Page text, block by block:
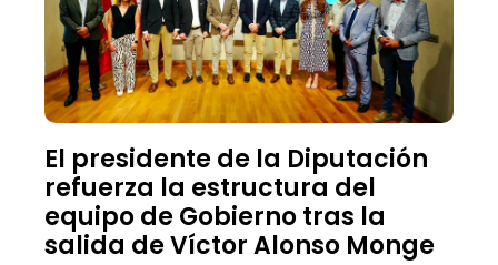
El presidente de la Diputación
refuerza la estructura del
equipo de Gobierno tras la
salida de Víctor Alonso Monge